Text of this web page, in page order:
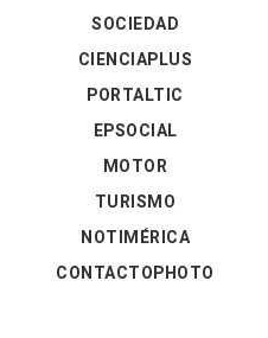
SOCIEDAD
CIENCIAPLUS
PORTALTIC
EPSOCIAL
MOTOR
TURISMO
NOTIMÉRICA
CONTACTOPHOTO